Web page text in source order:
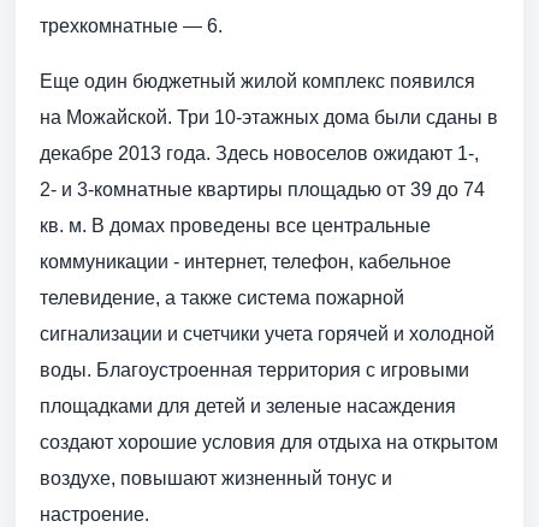
трехкомнатные — 6.
Еще один бюджетный жилой комплекс появился
на Можайской. Три 10-этажных дома были сданы в
декабре 2013 года. Здесь новоселов ожидают 1-,
2- и 3-комнатные квартиры площадью от 39 до 74
кв. м. В домах проведены все центральные
коммуникации - интернет, телефон, кабельное
телевидение, а также система пожарной
сигнализации и счетчики учета горячей и холодной
воды. Благоустроенная территория с игровыми
площадками для детей и зеленые насаждения
создают хорошие условия для отдыха на открытом
воздухе, повышают жизненный тонус и
настроение.